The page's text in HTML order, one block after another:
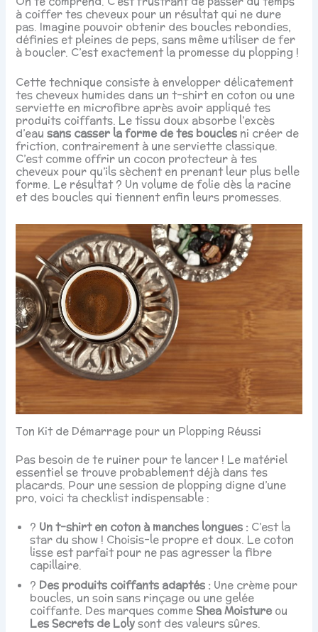
à coiffer tes cheveux pour un résultat qui ne dure
pas. Imagine pouvoir obtenir des boucles rebondies,
définies et pleines de peps, sans même utiliser de fer
à boucler. C’est exactement la promesse du plopping !
Cette technique consiste à envelopper délicatement
tes cheveux humides dans un t-shirt en coton ou une
serviette en microfibre après avoir appliqué tes
produits coiffants. Le tissu doux absorbe l’excès
d’eausans casser la forme de tes boucles ni créer de
friction, contrairement à une serviette classique.
C’est comme offrir un cocon protecteur à tes
cheveux pour qu’ils sèchent en prenant leur plus belle
forme. Le résultat ? Un volume de folie dès la racine
et des boucles qui tiennent enfin leurs promesses.
Ton Kit de Démarrage pour un Plopping Réussi
Pas besoin de te ruiner pour te lancer ! Le matériel
essentiel se trouve probablement déjà dans tes
placards. Pour une session de plopping digne d’une
pro, voici ta checklist indispensable :
? Un t-shirt en coton à manches longues : C’est la
star du show ! Choisis-le propre et doux. Le coton
lisse est parfait pour ne pas agresser la fibre
capillaire.
? Des produits coiffants adaptés : Une crème pour
boucles, un soin sans rinçage ou une gelée
coiffante. Des marques commeShea Moistureou
Les Secrets de Lolysont des valeurs sûres.